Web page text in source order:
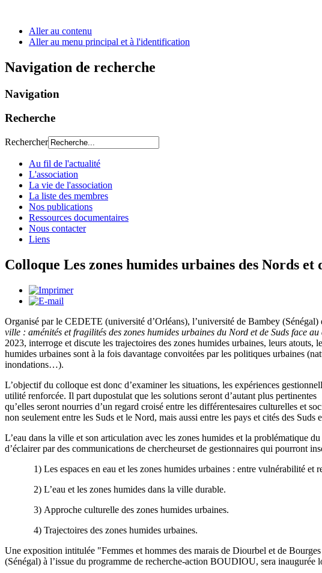
Aller au contenu
Aller au menu principal et à l'identification
Navigation de recherche
Navigation
Recherche
Rechercher
Au fil de l'actualité
L'association
La vie de l'association
La liste des membres
Nos publications
Ressources documentaires
Nous contacter
Liens
Colloque Les zones humides urbaines des Nords
Organisé par le CEDETE (université d’Orléans), l’université de Bambey
ville : aménités et fragilités des zones humides urbaines du Nord et de Suds face
2023, interroge et discute les trajectoires des zones humides urbaines, leurs
humides urbaines sont à la fois davantage convoitées par les politiques urbaines
inondations…).
L’objectif du colloque est donc d’examiner les situations, les expériences
utilité renforcée. Il part dupostulat que les solutions seront d’autant plus pertinentes
qu’elles seront nourries d’un regard croisé entre les différentesaires culturelles
non seulement entre les Suds et le Nord, mais aussi entre les pays et cités des Suds
L’eau dans la ville et son articulation avec les zones humides et la problématique
d’éclairer par des communications de chercheurset de gestionnaires qui pourront
1) Les espaces en eau et les zones humides urbaines : entre vulnérabilité et
2) L’eau et les zones humides dans la ville durable.
3) Approche culturelle des zones humides urbaines.
4) Trajectoires des zones humides urbaines.
Une exposition intitulée "Femmes et hommes des marais de Diourbel et de
(Sénégal) à l’issue du programme de recherche-action BOUDIOU, sera inaugurée